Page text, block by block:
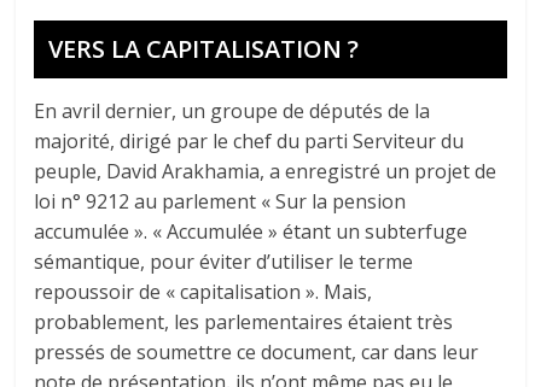
VERS LA CAPITALISATION ?
En avril dernier, un groupe de députés de la
majorité, dirigé par le chef du parti Serviteur du
peuple, David Arakhamia, a enregistré un projet de
loi n° 9212 au parlement « Sur la pension
accumulée ». « Accumulée » étant un subterfuge
sémantique, pour éviter d’utiliser le terme
repoussoir de « capitalisation ». Mais,
probablement, les parlementaires étaient très
pressés de soumettre ce document, car dans leur